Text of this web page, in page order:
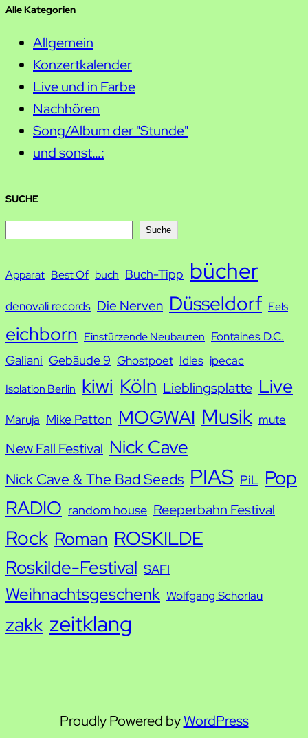
Alle Kategorien
Allgemein
Konzertkalender
Live und in Farbe
Nachhören
Song/Album der "Stunde"
und sonst…:
SUCHE
c
Suche
Apparat Best Of buch Buch-Tipp bücher
denovali records Die Nerven Düsseldorf Eels
eichborn Einstürzende Neubauten Fontaines D.C.
Galiani Gebäude 9 Ghostpoet Idles ipecac
Isolation Berlin kiwi Köln Lieblingsplatte Live
Maruja Mike Patton MOGWAI Musik mute
New Fall Festival Nick Cave
Nick Cave & The Bad Seeds PIAS PiL Pop
RADIO random house Reeperbahn Festival
Rock Roman ROSKILDE
Roskilde-Festival SAFI
Weihnachtsgeschenk Wolfgang Schorlau
zakk zeitklang
Proudly Powered byWordPress